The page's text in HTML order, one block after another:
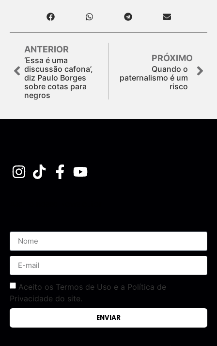
ANTERIOR
‘Essa é uma
discussão cafona’,
diz Paulo Borges
sobre cotas para
negros
PRÓXIMO
Quando o
paternalismo é um
risco
Aceito os Termos de Uso e a Política de
Privacidade do site.
ENVIAR